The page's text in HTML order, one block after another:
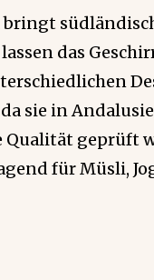
bringt
das
sie in
geprüft
für Müsli,